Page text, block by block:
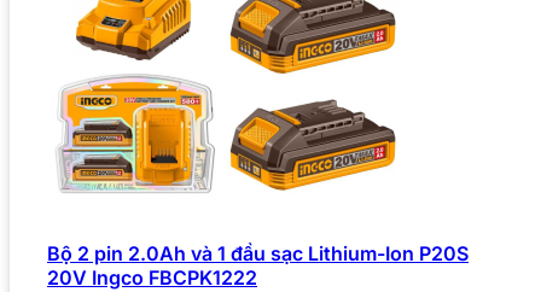
Bộ 2 pin 2.0Ah và 1 đầu sạc Lithium-Ion P20S
20V Ingco FBCPK1222